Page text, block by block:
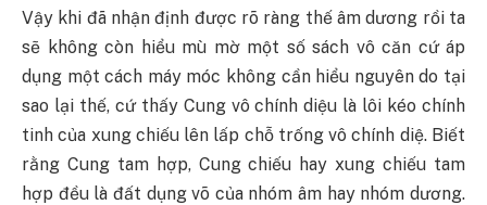
Vậy khi đã nhận định được rõ ràng thế âm dương rồi ta
sẽ không còn hiểu mù mờ một số sách vô căn cứ áp
dụng một cách máy móc không cần hiểu nguyên do tại
sao lại thế, cứ thấy Cung vô chính diệu là lôi kéo chính
tinh của xung chiếu lên lấp chỗ trống vô chính diệ. Biết
rằng Cung tam hợp, Cung chiếu hay xung chiếu tam
hợp đều là đất dụng võ của nhóm âm hay nhóm dương.